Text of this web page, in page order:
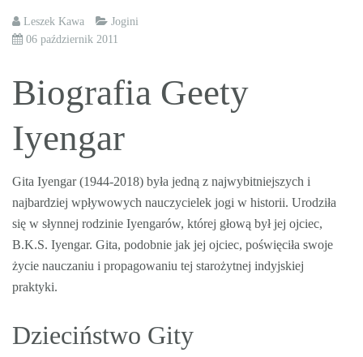
Leszek Kawa
Jogini
06 październik 2011
Biografia Geety
Iyengar
Gita Iyengar (1944-2018) była jedną z najwybitniejszych i
najbardziej wpływowych nauczycielek jogi w historii. Urodziła
się w słynnej rodzinie Iyengarów, której głową był jej ojciec,
B.K.S. Iyengar. Gita, podobnie jak jej ojciec, poświęciła swoje
życie nauczaniu i propagowaniu tej starożytnej indyjskiej
praktyki.
Dzieciństwo Gity